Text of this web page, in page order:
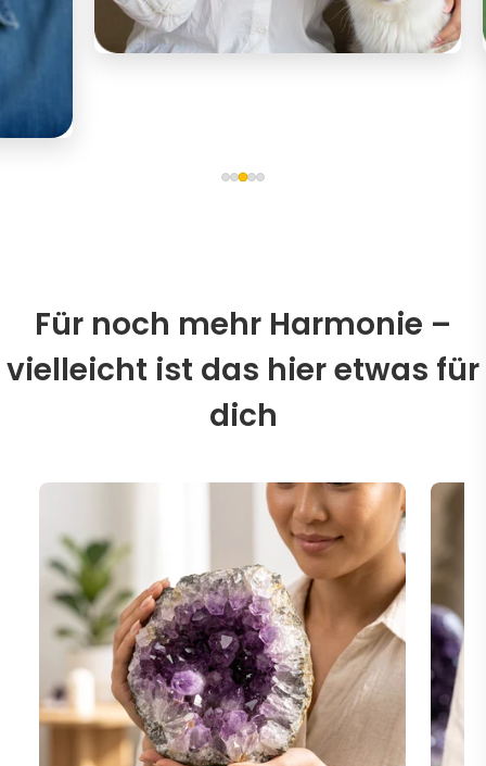
Für noch mehr Harmonie –
vielleicht ist das hier etwas für
dich